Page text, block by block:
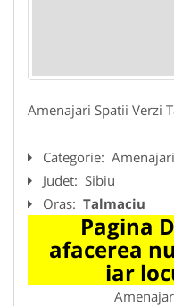
Amenajari Spatii Verzi
Categorie:
Judet: Sibiu
Oras: Talmaciu
Pagina
afacerea
iar